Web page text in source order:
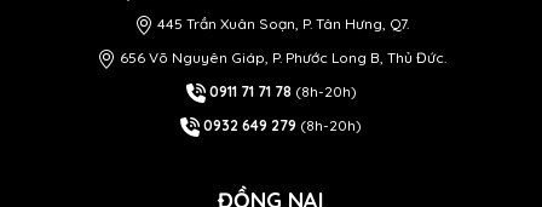
445 Trần Xuân Soạn, P. Tân Hưng, Q7.
656 Võ Nguyên Giáp, P. Phước Long B, Thủ Đức.
0911 71 71 78 (8h-20h)
0932 649 279 (8h-20h)
ĐỒNG NAI